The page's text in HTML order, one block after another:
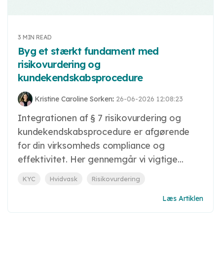
3 MIN READ
Byg et stærkt fundament med
risikovurdering og
kundekendskabsprocedure
Kristine Caroline Sorken: 26-06-2026 12:08:23
Integrationen af § 7 risikovurdering og
kundekendskabsprocedure er afgørende
for din virksomheds compliance og
effektivitet. Her gennemgår vi vigtige...
KYC Hvidvask Risikovurdering
Læs Artiklen